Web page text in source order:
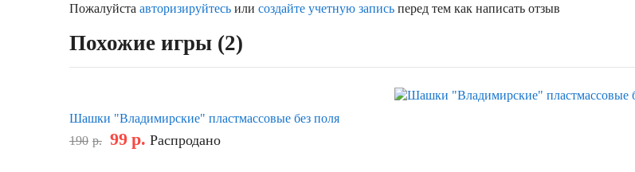
Пожалуйста авторизируйтесь или создайте учетную запись перед тем как написать отзыв
Похожие игры (2)
Шашки "Владимирские" пластмассовые без поля
190 р. 99 р. Распродано